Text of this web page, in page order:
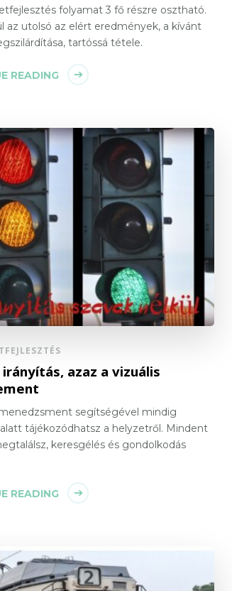
folyamat 3 fő részre osztható.
az utolsó az elért eredmények, a kívánt
tartóssá tétele.
READING
azaz a vizuális
segítségével mindig
tájékozódhatsz a helyzetről. Mindent
keresgélés és gondolkodás
READING